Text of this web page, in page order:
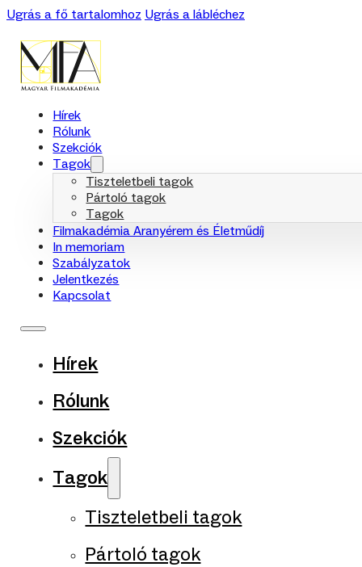
Ugrás a fő tartalomhoz Ugrás a lábléchez
Hírek
Rólunk
Szekciók
Tagok
Tiszteletbeli tagok
Pártoló tagok
Tagok
Filmakadémia Aranyérem és Életműdíj
In memoriam
Szabályzatok
Jelentkezés
Kapcsolat
Hírek
Rólunk
Szekciók
Tagok
Tiszteletbeli tagok
Pártoló tagok